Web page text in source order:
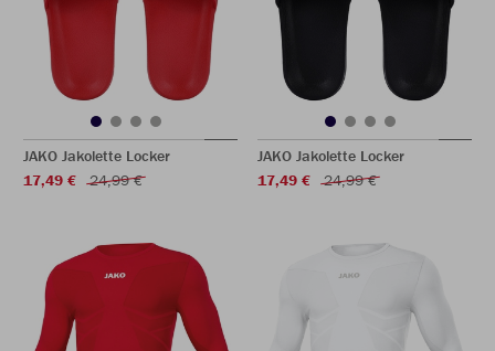
JAKO Jakolette Locker
17,49 €
24,99 €
JAKO Jakolette Locker
17,49 €
24,99 €